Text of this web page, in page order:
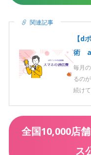
関連記事
【d
術
毎月
るの
続け
全国10,000店
ス